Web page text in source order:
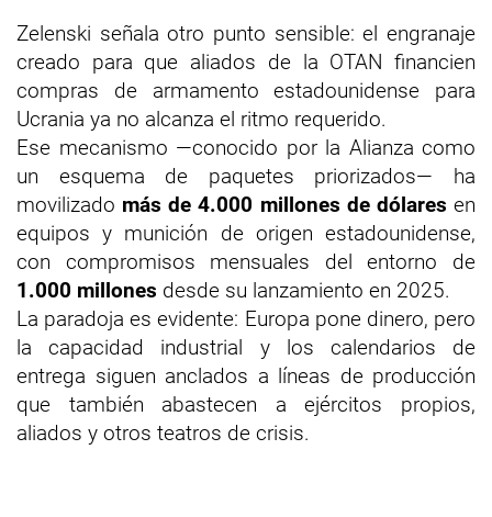
Zelenski señala otro punto sensible: el engranaje
creado para que aliados de la OTAN financien
compras de armamento estadounidense para
Ucrania ya no alcanza el ritmo requerido.
Ese mecanismo —conocido por la Alianza como
un esquema de paquetes priorizados— ha
movilizado más de 4.000 millones de dólares en
equipos y munición de origen estadounidense,
con compromisos mensuales del entorno de
1.000 millones desde su lanzamiento en 2025.
La paradoja es evidente: Europa pone dinero, pero
la capacidad industrial y los calendarios de
entrega siguen anclados a líneas de producción
que también abastecen a ejércitos propios,
aliados y otros teatros de crisis.